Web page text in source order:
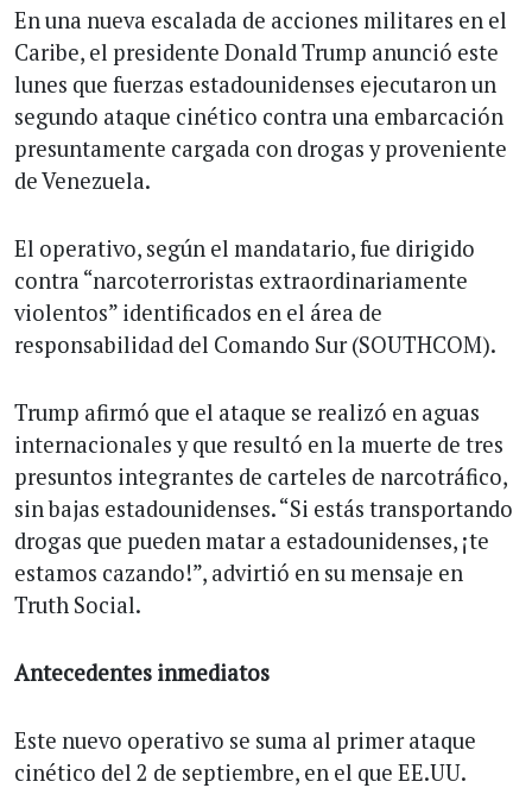
En una nueva escalada de acciones militares en el
Caribe, el presidente Donald Trump anunció este
lunes que fuerzas estadounidenses ejecutaron un
segundo ataque cinético contra una embarcación
presuntamente cargada con drogas y proveniente
de Venezuela.
El operativo, según el mandatario, fue dirigido
contra “narcoterroristas extraordinariamente
violentos” identificados en el área de
responsabilidad del Comando Sur (SOUTHCOM).
Trump afirmó que el ataque se realizó en aguas
internacionales y que resultó en la muerte de tres
presuntos integrantes de carteles de narcotráfico,
sin bajas estadounidenses. “Si estás transportando
drogas que pueden matar a estadounidenses, ¡te
estamos cazando!”, advirtió en su mensaje en
Truth Social.
Antecedentes inmediatos
Este nuevo operativo se suma al primer ataque
cinético del 2 de septiembre, en el que EE.UU.